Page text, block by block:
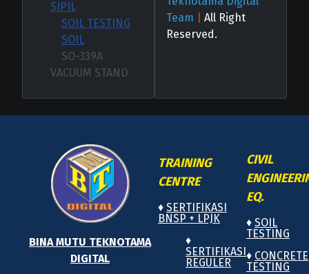
SIPIL
SOIL TESTING
SOIL
SO-339A
VACUUM STAND
Team
All Right
Reserved.
BINA MUTU TEKNOTAMA
DIGITAL
TRAINING
CENTRE
♦ SERTIFIKASI
BNSP + LPJK
♦
SERTIFIKASI
REGULER
CIVIL
EQ.
♦ SOIL
TESTING
♦ CONCRETE
TESTING